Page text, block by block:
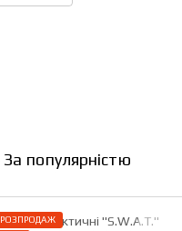
За популярністю
РОЗПРОДАЖ